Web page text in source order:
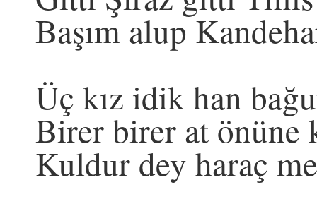
Başım alup
Üç kız idik han
Birer birer at önüne
Kuldur dey haraç